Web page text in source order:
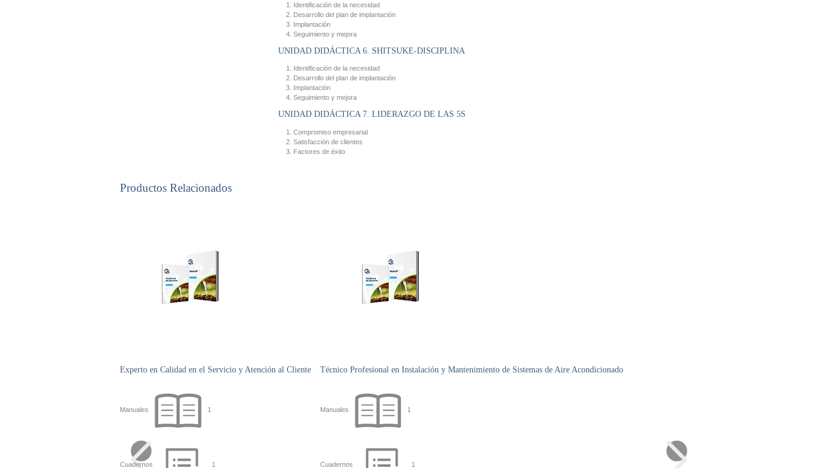
Identificación de la necesidad
Desarrollo del plan de implantación
Implantación
Seguimiento y mejora
UNIDAD DIDÁCTICA 6. SHITSUKE-DISCIPLINA
Identificación de la necesidad
Desarrollo del plan de implantación
Implantación
Seguimiento y mejora
UNIDAD DIDÁCTICA 7. LIDERAZGO DE LAS 5S
Compromiso empresarial
Satisfacción de clientes
Factores de éxito
Productos Relacionados
Experto en Calidad en el Servicio y Atención al Cliente
Manuales 1
Cuadernos 1
Técnico Profesional en Instalación y Mantenimiento de Sistemas de Aire Acondicionado
Manuales 1
Cuadernos 1